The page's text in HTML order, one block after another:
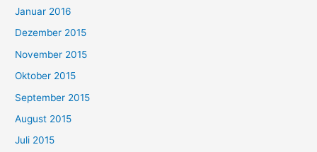
Januar 2016
Dezember 2015
November 2015
Oktober 2015
September 2015
August 2015
Juli 2015